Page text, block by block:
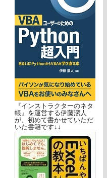
『インストラクターのネタ
帳』を運営する伊藤潔人
が、初めて書かせていただ
いた書籍です↓↓